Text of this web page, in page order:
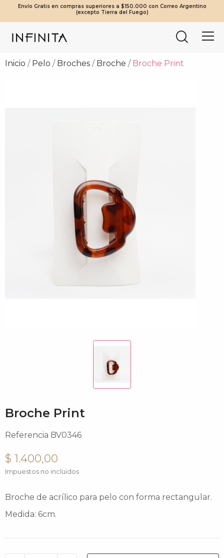
¡Beneficios Exclusivos! 20% OFF a partir de $2.000.000 | 10% OFF a
partir de $1.000.000
Envío Gratis en compras superiores a $150.000 con Correo Argentino
(excepto Tierra del Fuego)
Tierra del Fuego envíos solo en compras a partir de $200.000
vía Cruz del Sur.
Mínimo de compra web $80.000
Inicio Pelo Broches Broche Broche Print
Broche Print
Referencia BV0346
$ 1.400,00
Impuestos no incluidos
Broche de acrílico para pelo con forma rectangular.
Medida: 6cm.